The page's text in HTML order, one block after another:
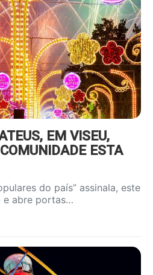
feira-
EM VISEU,
ESTA
do país” assinala, este
e abre portas…
wp-
feira-